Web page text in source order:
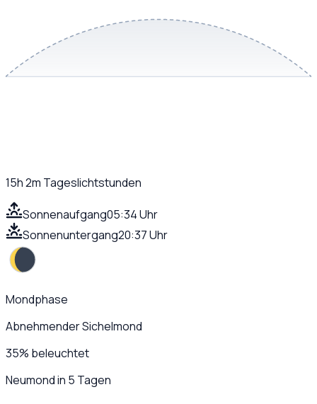
15h 2m Tageslichtstunden
Sonnenaufgang05:34 Uhr
Sonnenuntergang20:37 Uhr
Mondphase
Abnehmender Sichelmond
35% beleuchtet
Neumond in 5 Tagen